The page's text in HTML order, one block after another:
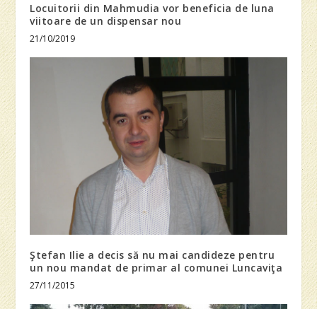
Locuitorii din Mahmudia vor beneficia de luna
viitoare de un dispensar nou
21/10/2019
Ştefan Ilie a decis să nu mai candideze pentru
un nou mandat de primar al comunei Luncaviţa
27/11/2015